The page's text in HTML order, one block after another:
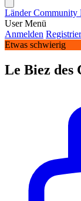
LänderCommunity
User Menü
Anmelden
Etwas schwierig
Le Biez des